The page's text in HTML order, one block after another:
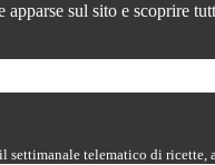
sul sito e scoprire
settimanale telematico di ricette,